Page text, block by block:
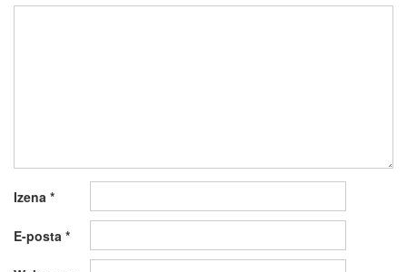
Izena *
E-posta *